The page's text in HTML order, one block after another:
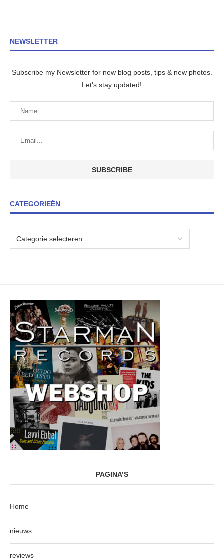
NEWSLETTER
Subscribe my Newsletter for new blog posts, tips & new photos.
Let's stay updated!
CATEGORIEËN
PAGINA’S
Home
nieuws
reviews